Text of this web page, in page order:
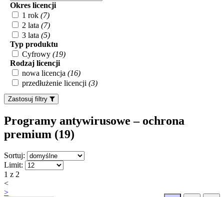
Okres licencji
1 rok (7)
2 lata (7)
3 lata (5)
Typ produktu
Cyfrowy (19)
Rodzaj licencji
nowa licencja (16)
przedłużenie licencji (3)
Zastosuj filtry
Programy antywirusowe – ochrona
premium (19)
Sortuj:
Limit:
1 z 2
<
>